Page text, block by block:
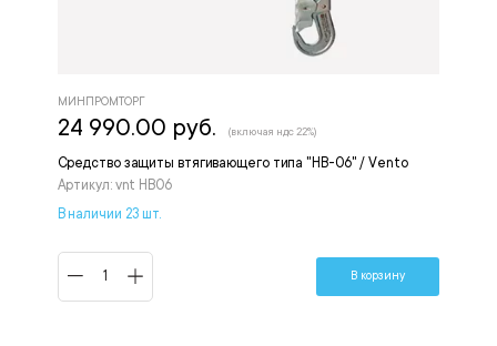
Средство защиты втягивающего типа "НВ-06" / Vento
Артикул: vnt HB06
МИНПРОМТОРГ
24 990.00 руб. (включая ндс 22%)
В наличии 23 шт.
В корзину